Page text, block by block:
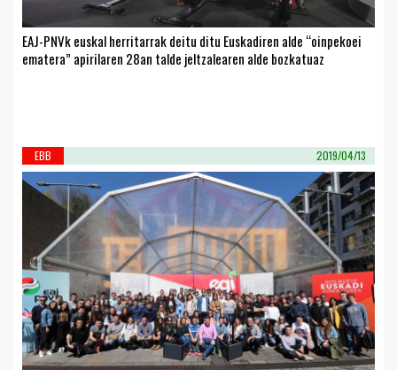
EAJ-PNVk euskal herritarrak deitu ditu Euskadiren alde “oinpekoei
ematera” apirilaren 28an talde jeltzalearen alde bozkatuaz
EBB 2019/04/13